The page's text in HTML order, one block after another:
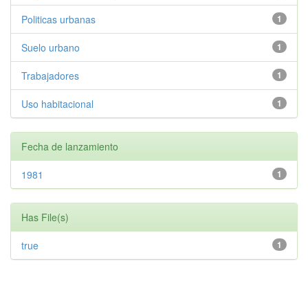
1
Politicas urbanas
1
Suelo urbano
1
Trabajadores
1
Uso habitacional
Fecha de lanzamiento
1
1981
Has File(s)
1
true